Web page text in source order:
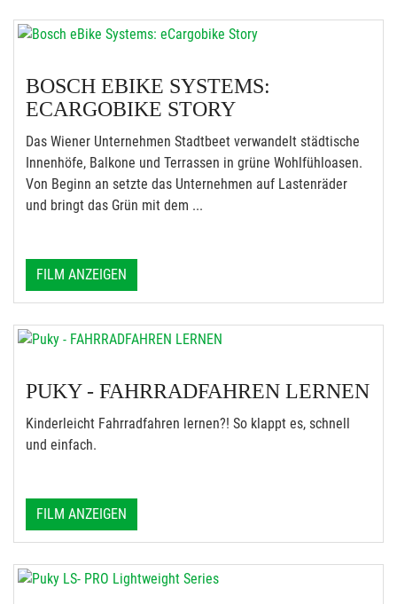
BOSCH EBIKE SYSTEMS:
ECARGOBIKE STORY
Das Wiener Unternehmen Stadtbeet verwandelt städtische
Innenhöfe, Balkone und Terrassen in grüne Wohlfühloasen.
Von Beginn an setzte das Unternehmen auf Lastenräder
und bringt das Grün mit dem ...
FILM ANZEIGEN
PUKY - FAHRRADFAHREN LERNEN
Kinderleicht Fahrradfahren lernen?! So klappt es, schnell
und einfach.
FILM ANZEIGEN